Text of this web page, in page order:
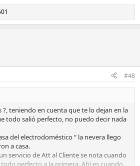
#48
?, teniendo en cuenta que te lo dejan en la
todo salió perfecto, no puedo decir nada
del electrodoméstico “ la nevera llego
a casa.
servicio de Att al Cliente se nota cuando
perfecto a la primera. Ahí es cuando